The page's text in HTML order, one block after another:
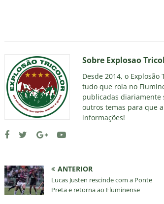
Sobre Explosao
Desde 2014, o
tudo que rola no
publicadas diariamente
outros temas para que
informações!
ANTERIOR
Lucas Justen rescinde com a Ponte
Preta e retorna ao Fluminense